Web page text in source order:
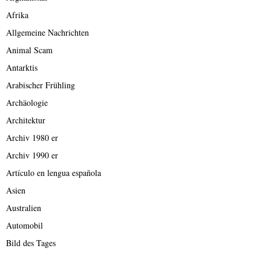
Afrika
Allgemeine Nachrichten
Animal Scam
Antarktis
Arabischer Frühling
Archäologie
Architektur
Archiv 1980 er
Archiv 1990 er
Artículo en lengua española
Asien
Australien
Automobil
Bild des Tages